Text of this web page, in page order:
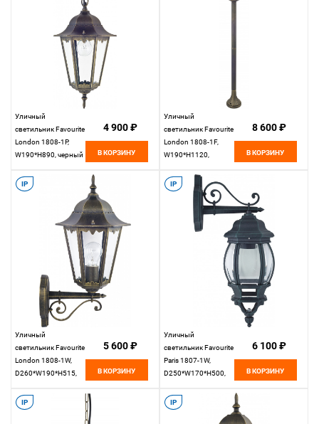
Уличный
светильник Favourite
London 1808-1P,
W190*H890, черный
4 900 ₽
В КОРЗИНУ
Уличный
светильник Favourite
London 1808-1F,
W190*H1120,
патиной
8 600 ₽
В КОРЗИНУ
IP
Уличный
светильник Favourite
London 1808-1W,
D260*W190*H515,
патиной
5 600 ₽
В КОРЗИНУ
IP
Уличный
светильник Favourite
Paris 1807-1W,
D250*W170*H500,
патиной
6 100 ₽
В КОРЗИНУ
IP IP